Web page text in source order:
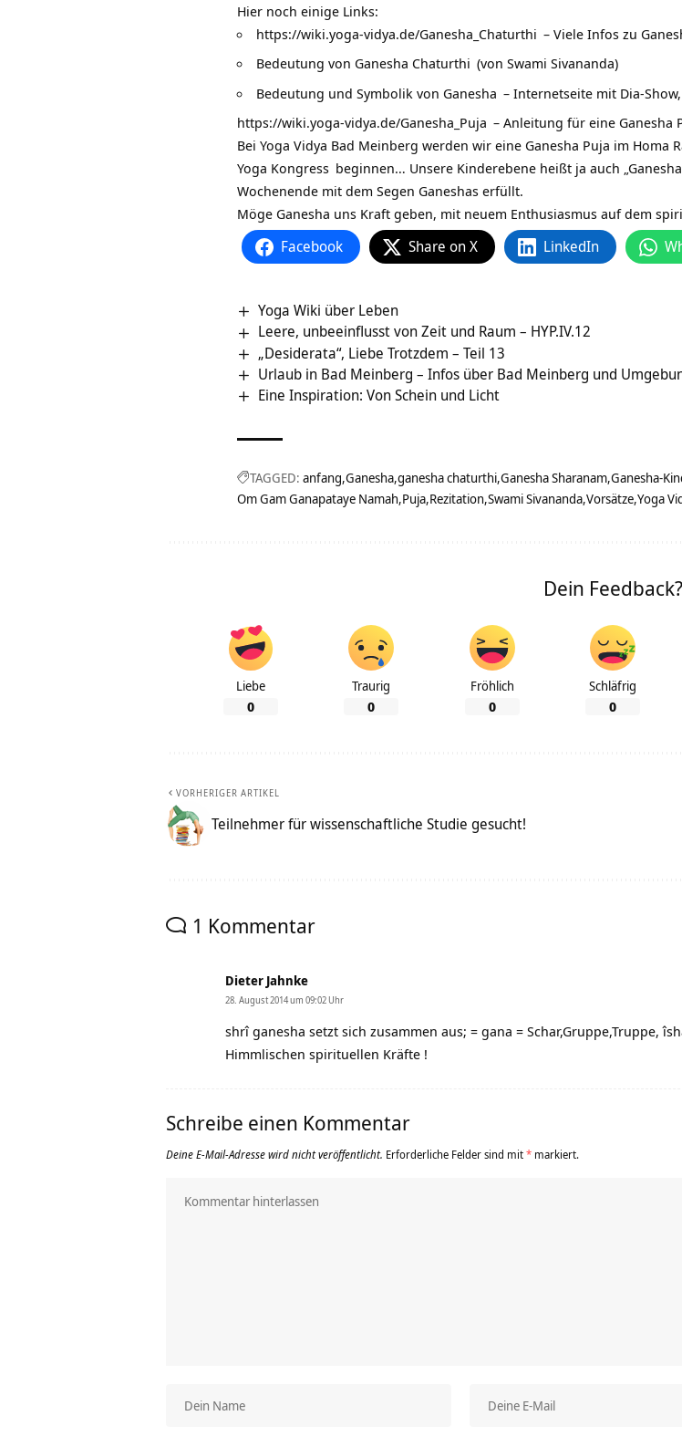
Hier noch einige Links:
https://wiki.yoga-vidya.de/Ganesha_Chaturthi – Viele Infos zu
Bedeutung von Ganesha Chaturthi (von Swami Sivananda)
Bedeutung und Symbolik von Ganesha – Internetseite mit Dia-
https://wiki.yoga-vidya.de/Ganesha_Puja – Anleitung für eine Ganesha
Bei Yoga Vidya Bad Meinberg werden wir eine Ganesha Puja im Homa
Yoga Kongress beginnen… Unsere Kinderebene heißt ja auch
Wochenende mit dem Segen Ganeshas erfüllt.
Möge Ganesha uns Kraft geben, mit neuem Enthusiasmus auf dem
Facebook Share on X LinkedIn
Yoga Wiki über Leben
Leere, unbeeinflusst von Zeit und Raum – HYP.IV.12
„Desiderata“, Liebe Trotzdem – Teil 13
Urlaub in Bad Meinberg – Infos über Bad Meinberg und
Eine Inspiration: Von Schein und Licht
TAGGED: anfang Ganesha ganesha chaturthi Ganesha Sharanam Ganesha-
Om Gam Ganapataye Namah Puja Rezitation Swami Sivananda Vorsätze Yoga
Dein Feedback?
Liebe
0
Traurig
0
Fröhlich
0
Schläfrig
0
VORHERIGER ARTIKEL
Teilnehmer für wissenschaftliche Studie gesucht!
1 Kommentar
Dieter Jahnke
28. August 2014 um 09:02 Uhr
shrî ganesha setzt sich zusammen aus; = gana = Schar,Gruppe,Truppe,
Himmlischen spirituellen Kräfte !
Schreibe einen Kommentar
Deine E-Mail-Adresse wird nicht veröffentlicht. Erforderliche Felder sind mit* markiert.